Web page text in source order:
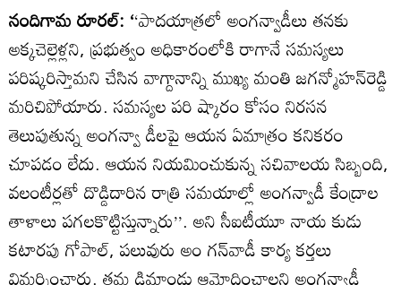
నందిగామ రూరల్‌: ‘‘పాదయాత్రలో అంగన్వాడీలు తనకు
అక్కచెల్లెళ్లని, ప్రభుత్వం అధికారంలోకి రాగానే సమస్యలు
పరిష్కరిస్తామని చేసిన వాగ్దానాన్ని ముఖ్య మంతి జగన్మోహన్‌రెడ్డి
మరిచిపోయారు. సమస్యల పరి ష్కారం కోసం నిరసన
తెలుపుతున్న అంగన్వా డీలపై ఆయన ఏమాత్రం కనికరం
చూపడం లేదు. ఆయన నియమించుకున్న సచివాలయ సిబ్బంది,
వలంటీర్లతో దొడ్డిదారిన రాత్రి సమయాల్లో అంగన్వాడీ కేంద్రాల
తాళాలు పగలకొట్టిస్తున్నారు’’. అని సీఐటీయూ నాయ కుడు
కటారపు గోపాల్‌, పలువురు అం గన్‌వాడీ కార్య కర్తలు
విమర్శించారు. తమ డిమాండ్లు ఆమోదించాలని అంగన్వాడీ